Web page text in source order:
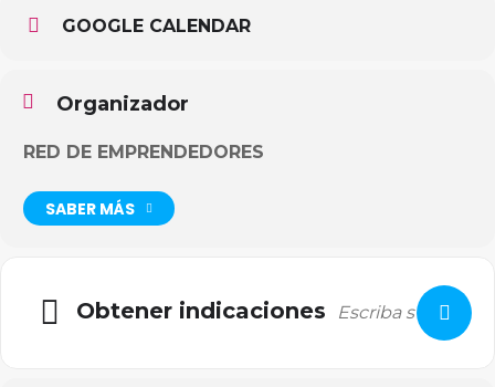
GOOGLE CALENDAR
Organizador
RED DE EMPRENDEDORES
SABER MÁS
Obtener indicaciones